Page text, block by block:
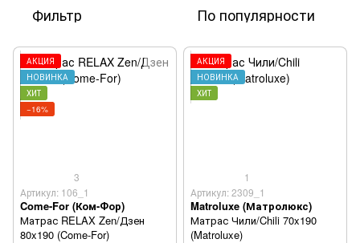
Фильтр По популярности
АКЦИЯ
НОВИНКА
ХИТ
−16%
3
Артикул: 106_1
Come-For (Ком-Фор)
Матрас RELAX Zen/Дзен
80x190 (Come-For)
АКЦИЯ
НОВИНКА
ХИТ
1
Артикул: 2309_1
Matroluxe (Матролюкс)
Матрас Чили/Chili 70x190
(Matroluxe)